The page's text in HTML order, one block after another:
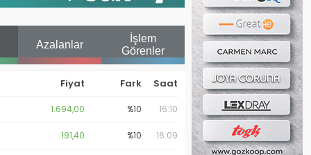
Azalanlar
İşlem
Görenler
Fiyat Fark Saat
1.694,00 %10 16:10
191,40 %10 16:09